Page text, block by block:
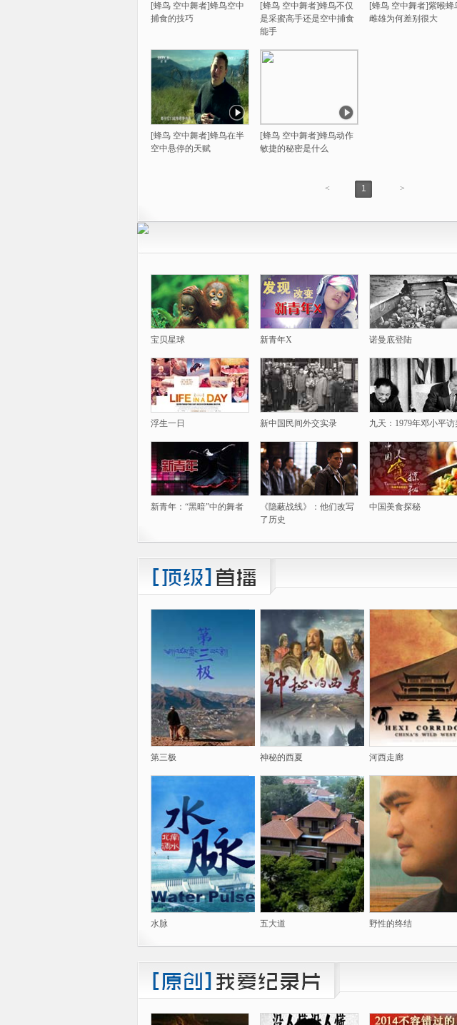
[蜂鸟 空中舞者]蜂鸟空中
捕食的技巧
[蜂鸟 空中舞者]蜂鸟不仅
是采蜜高手还是空中捕食
能手
[蜂鸟 空中舞者]紫喉蜂
雌雄为何差别很大
[蜂鸟 空中舞者]蜂鸟在半
空中悬停的天赋
[蜂鸟 空中舞者]蜂鸟动作
敏捷的秘密是什么
< 1 >
宝贝星球 新青年X 诺曼底登陆
浮生一日 新中国民间外交实录 九天：1979年邓小平访
新青年：“黑暗”中的舞者
《隐蔽战线》：他们改写
了历史
中国美食探秘
第三极 神秘的西夏 河西走廊
水脉 五大道 野性的终结